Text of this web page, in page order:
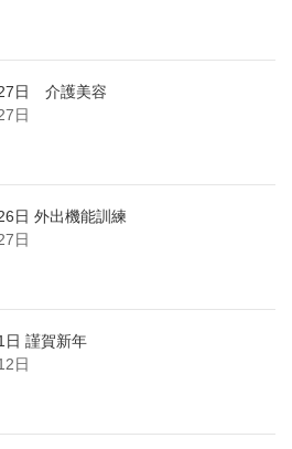
日 介護美容
日
日 外出機能訓練
日
日 謹賀新年
日